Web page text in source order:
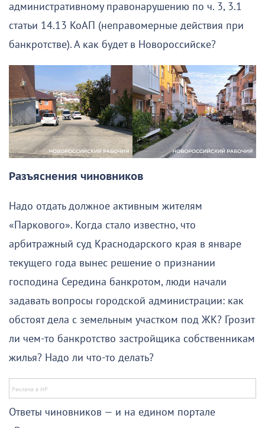
административному правонарушению по ч. 3, 3.1
статьи 14.13 КоАП (неправомерные действия при
банкротстве). А как будет в Новороссийске?
Разъяснения чиновников
Надо отдать должное активным жителям
«Паркового». Когда стало известно, что
арбитражный суд Краснодарского края в январе
текущего года вынес решение о признании
господина Середина банкротом, люди начали
задавать вопросы городской администрации: как
обстоят дела с земельным участком под ЖК? Грозит
ли чем-то банкротство застройщика собственникам
жилья? Надо ли что-то делать?
Ответы чиновников — и на едином портале